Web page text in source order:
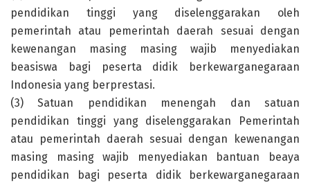
pendidikan tinggi yang diselenggarakan oleh
pemerintah atau pemerintah daerah sesuai dengan
kewenangan masing masing wajib menyediakan
beasiswa bagi peserta didik berkewarganegaraan
Indonesia yang berprestasi.
(3) Satuan pendidikan menengah dan satuan
pendidikan tinggi yang diselenggarakan Pemerintah
atau pemerintah daerah sesuai dengan kewenangan
masing masing wajib menyediakan bantuan beaya
pendidikan bagi peserta didik berkewarganegaraan